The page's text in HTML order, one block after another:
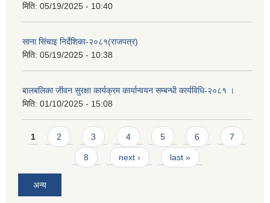
मिति: 05/19/2025 - 10:40
साना सिंचाइ निर्देशिका-२०८१(राजपत्र)
मिति: 05/19/2025 - 10:38
बालबलिका जीवन सुरक्षा कार्यक्रम कार्यान्वयन सम्बन्धी कार्यविधि-२०८१ ।
मिति: 01/10/2025 - 15:08
Pages
1 2 3 4 5 6 7
8 next › last »
अन्य